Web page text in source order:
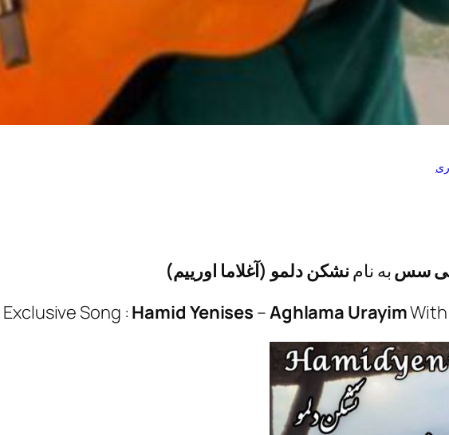
سسبه نامنشکن دلمو (آغلاما اورییم)
Exclusive Song : Hamid Yenises –Aghlama Urayim